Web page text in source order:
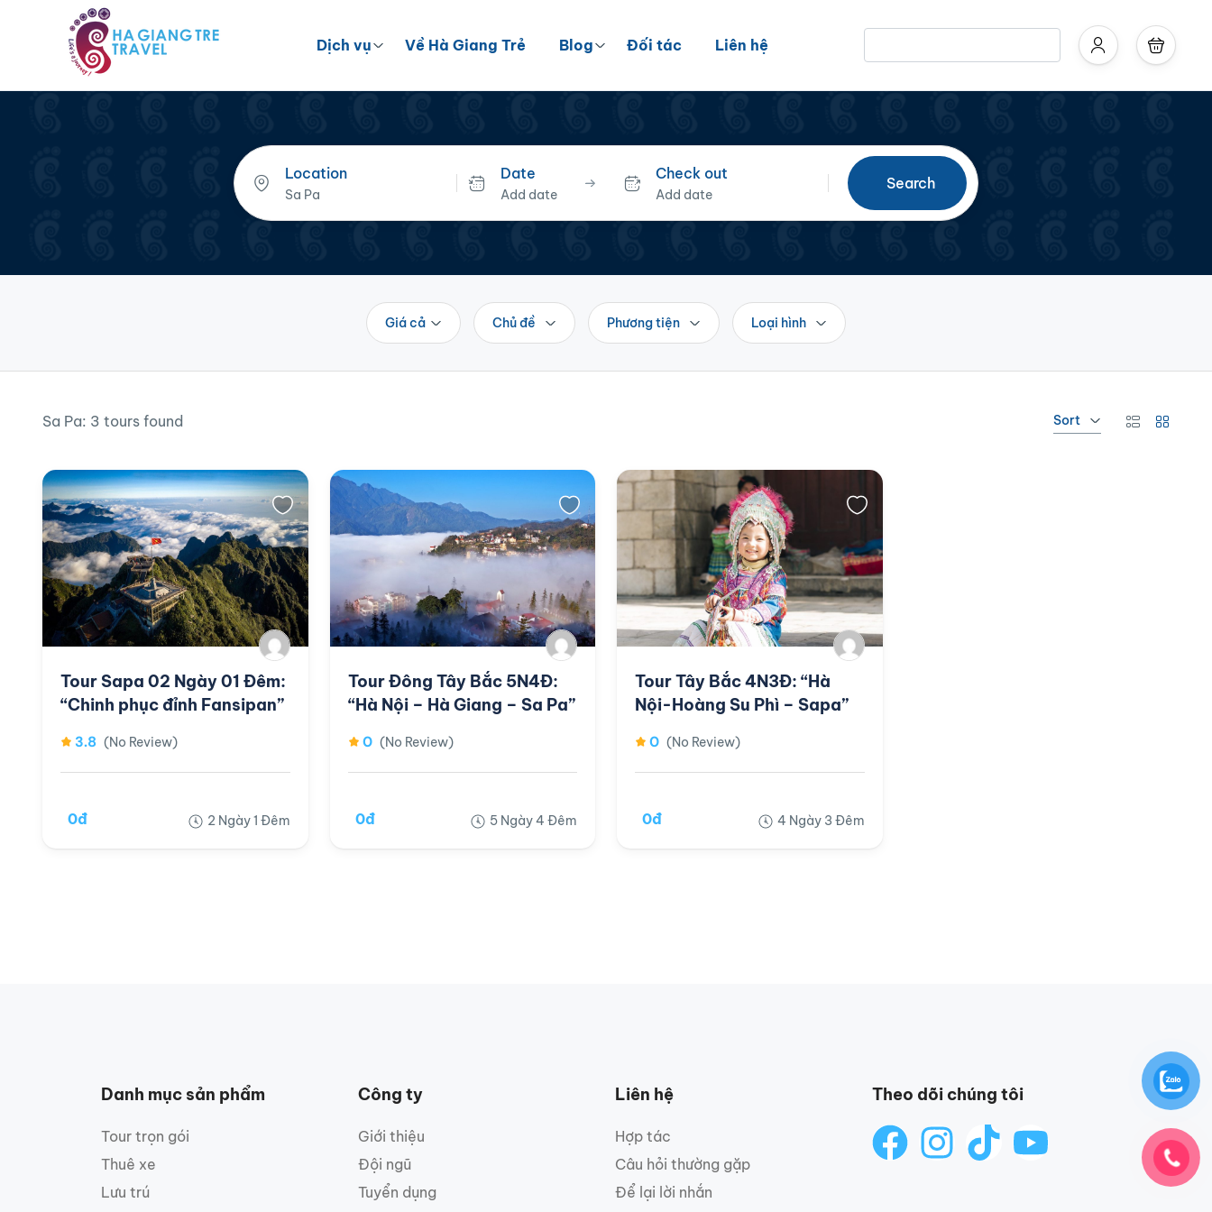
Dịch vụ Về Hà Giang Trẻ Blog Đối tác Liên hệ
Location Date
Add date
Check out
Add date
Search
Giá cả Chủ đề Phương tiện Loại hình
Sort
Sa Pa: 3 tours found
Tour Sapa 02 Ngày 01 Đêm:
“Chinh phục đỉnh Fansipan”
3.8 (No Review)
0đ 2 Ngày 1 Đêm
Tour Đông Tây Bắc 5N4Đ:
“Hà Nội – Hà Giang – Sa Pa”
0 (No Review)
0đ 5 Ngày 4 Đêm
Tour Tây Bắc 4N3Đ: “Hà
Nội-Hoàng Su Phì – Sapa”
0 (No Review)
0đ 4 Ngày 3 Đêm
Danh mục sản phẩm
Tour trọn gói
Thuê xe
Lưu trú
Công ty
Giới thiệu
Đội ngũ
Tuyển dụng
Liên hệ
Hợp tác
Câu hỏi thường gặp
Để lại lời nhắn
Theo dõi chúng tôi